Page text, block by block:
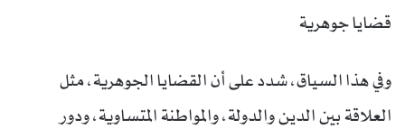
قضايا جوهرية
وفي هذا السياق، شدد على أن القضايا الجوهرية، مثل
العلاقة بين الدين والدولة، والمواطنة المتساوية، ودور